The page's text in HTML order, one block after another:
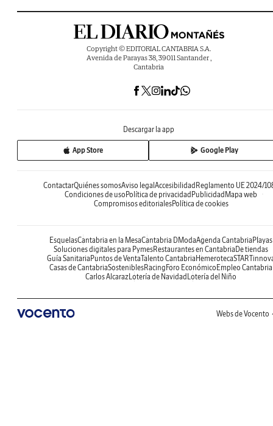
Copyright © EDITORIAL CANTABRIA S.A.
Avenida de Parayas 38, 39011 Santander ,
Cantabria
Descargar la app
App Store Google Play
ContactarQuiénes somosAviso legal Accesibilidad Reglamento UE 2024/
Condiciones de uso Política de privacidad Publicidad Mapa web
Compromisos editorialesPolítica de cookies
EsquelasCantabria en la MesaCantabria DModaAgenda Cantabria Playas
Soluciones digitales para PymesRestaurantes en Cantabria De tiendas
Guía Sanitaria Puntos de VentaTalento Cantabria Hemeroteca
Casas de CantabriaSosteniblesRacing Foro Económico Empleo Cantabria
Carlos Alcaraz Lotería de Navidad Lotería del Niño
Webs de Vocento